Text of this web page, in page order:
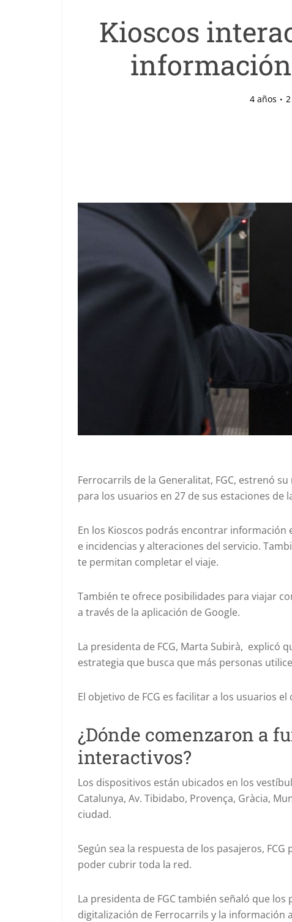
Kioscos
4 años
Ferrocarrils de la Generalitat, FGC, estrenó
para los usuarios en 27 de sus estaciones de
En los Kioscos podrás encontrar información
e incidencias y alteraciones del servicio.
te permitan completar el viaje.
También te ofrece posibilidades para viajar
a través de la aplicación de Google.
La presidenta de FCG, Marta Subirà, explicó
estrategia que busca que más personas
El objetivo de FCG es facilitar a los usuarios
¿Dónde comenzaron a
interactivos?
Los dispositivos están ubicados en los
Catalunya, Av. Tibidabo, Provença, Gràcia,
ciudad.
Según sea la respuesta de los pasajeros,
poder cubrir toda la red.
La presidenta de FGC también señaló que
digitalización de Ferrocarrils y la información